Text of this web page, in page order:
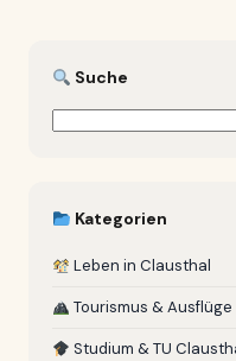
Suche
Suchen
Kategorien
Leben in Clausthal
Tourismus & Ausflüge
Studium & TU